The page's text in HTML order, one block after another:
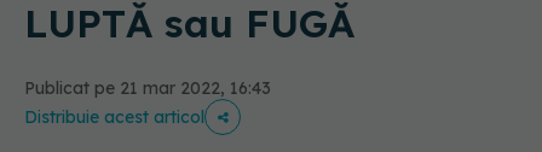
LUPTĂ sau FUGĂ
Publicat pe 21 mar 2022, 16:43
Distribuie acest articol